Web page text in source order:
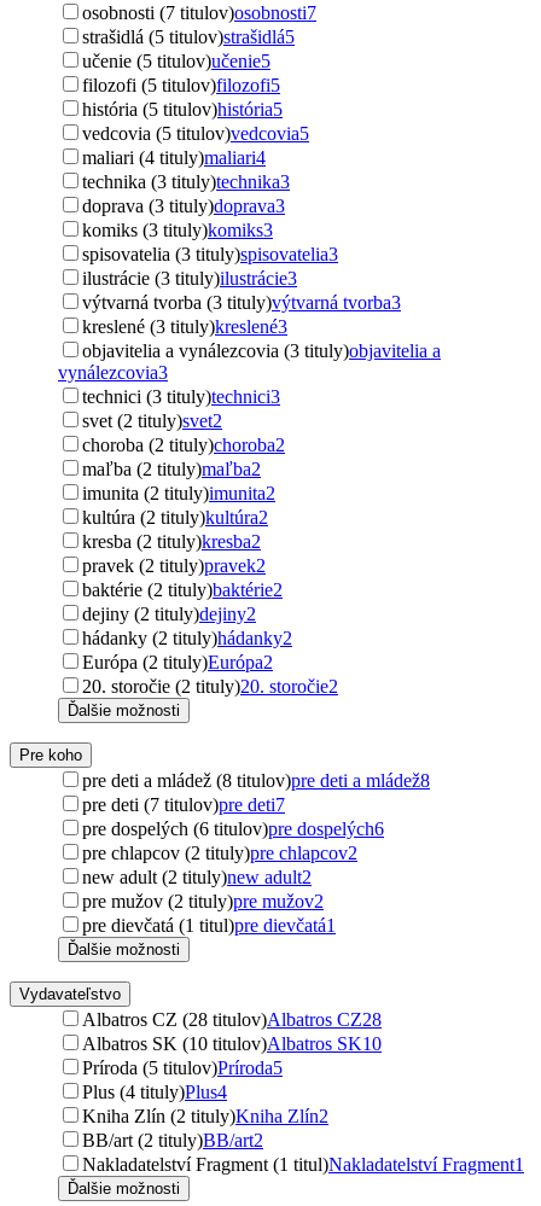
osobnosti (7 titulov)osobnosti7
strašidlá (5 titulov)strašidlá5
učenie (5 titulov)učenie5
filozofi (5 titulov)filozofi5
história (5 titulov)história5
vedcovia (5 titulov)vedcovia5
maliari (4 tituly)maliari4
technika (3 tituly)technika3
doprava (3 tituly)doprava3
komiks (3 tituly)komiks3
spisovatelia (3 tituly)spisovatelia3
ilustrácie (3 tituly)ilustrácie3
výtvarná tvorba (3 tituly)výtvarná tvorba3
kreslené (3 tituly)kreslené3
objavitelia a vynálezcovia (3 tituly)objavitelia a
vynálezcovia3
technici (3 tituly)technici3
svet (2 tituly)svet2
choroba (2 tituly)choroba2
maľba (2 tituly)maľba2
imunita (2 tituly)imunita2
kultúra (2 tituly)kultúra2
kresba (2 tituly)kresba2
pravek (2 tituly)pravek2
baktérie (2 tituly)baktérie2
dejiny (2 tituly)dejiny2
hádanky (2 tituly)hádanky2
Európa (2 tituly)Európa2
20. storočie (2 tituly)20. storočie2
Ďalšie možnosti
Pre koho
pre deti a mládež (8 titulov)pre deti a mládež8
pre deti (7 titulov)pre deti7
pre dospelých (6 titulov)pre dospelých6
pre chlapcov (2 tituly)pre chlapcov2
new adult (2 tituly)new adult2
pre mužov (2 tituly)pre mužov2
pre dievčatá (1 titul)pre dievčatá1
Ďalšie možnosti
Vydavateľstvo
Albatros CZ (28 titulov)Albatros CZ28
Albatros SK (10 titulov)Albatros SK10
Príroda (5 titulov)Príroda5
Plus (4 tituly)Plus4
Kniha Zlín (2 tituly)Kniha Zlín2
BB/art (2 tituly)BB/art2
Nakladatelství Fragment (1 titul)Nakladatelství Fragment1
Ďalšie možnosti